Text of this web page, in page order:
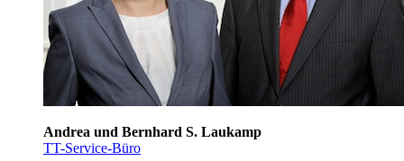
Andrea und Bernhard S. Laukamp
TT-Service-Büro